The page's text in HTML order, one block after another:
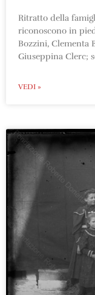
Ritratto della
riconoscono in
Bozzini, Clementa
Giuseppina Clerc;
VEDI »